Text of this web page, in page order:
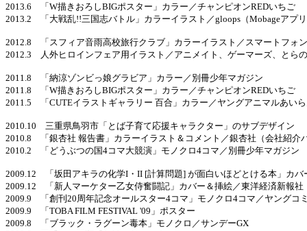
2013.6 「W描きおろしBIGポスター」カラー／チャンピオンREDいちご
2013.2 「大戦乱!!三国志バトル」カラーイラスト／gloops（Mobageアプ
2012.8 「スフィア音雨高校旅行クラブ」カラーイラスト／スマートフォ
2012.3 人外ヒロインフェア用イラスト／アニメイト、ゲーマーズ、とら
2011.8 「納涼ゾンビっ娘グラビア」カラー／別冊少年マガジン
2011.8 「W描きおろしBIGポスター」カラー／チャンピオンREDいちご
2011.5 「CUTEイラストギャラリー 百合」カラー／ヤングアニマルあい
2010.10 三重県鳥羽市「とば子育て応援キャラクター」のサブデザイン
2010.8 「銀杏社 報告書」カラーイラスト＆コメント／銀杏社（会社紹介
2010.2 「どうぶつの国4コマ大競演」モノクロ4コマ／別冊少年マガジン
2009.12 「坂田アキラの化学I・II [計算問題] が面白いほどとける本」カバ
2009.12 「新人マーケター乙女侍奮闘記」カバー＆挿絵／東洋経済新報社
2009.9 「創刊20周年記念オールスター4コマ」モノクロ4コマ／ヤングコ
2009.9 「TOBA FILM FESTIVAL '09」ポスター
2009.8 「ブラック・ラグーン毒本」モノクロ／サンデーGX